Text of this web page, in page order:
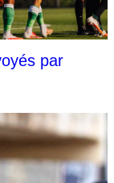
par